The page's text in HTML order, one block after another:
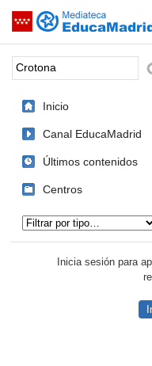
Saltar navegación
Palabra o frase:
Inicio
Canal EducaMadrid
Últimos contenidos
Centros
Inicia sesión para